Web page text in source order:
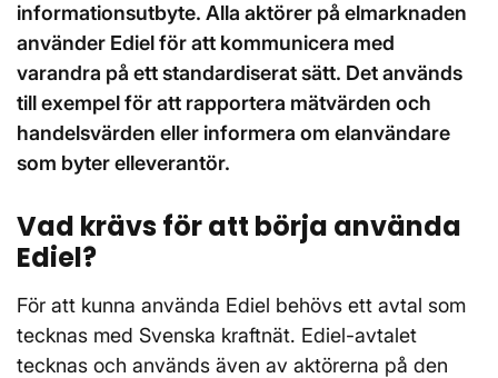
informationsutbyte. Alla aktörer på elmarknaden
använder Ediel för att kommunicera med
varandra på ett standardiserat sätt. Det används
till exempel för att rapportera mätvärden och
handelsvärden eller informera om elanvändare
som byter elleverantör.
Vad krävs för att börja använda
Ediel?
För att kunna använda Ediel behövs ett avtal som
tecknas med Svenska kraftnät. Ediel-avtalet
tecknas och används även av aktörerna på den